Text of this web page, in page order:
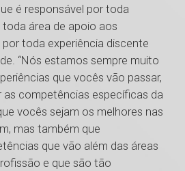
é responsável por toda
área de apoio aos
toda experiência discente
“Nós estamos sempre muito
que vocês vão passar,
as competências específicas da
vocês sejam os melhores nas
mas também que
que vão além das áreas
e que são tão